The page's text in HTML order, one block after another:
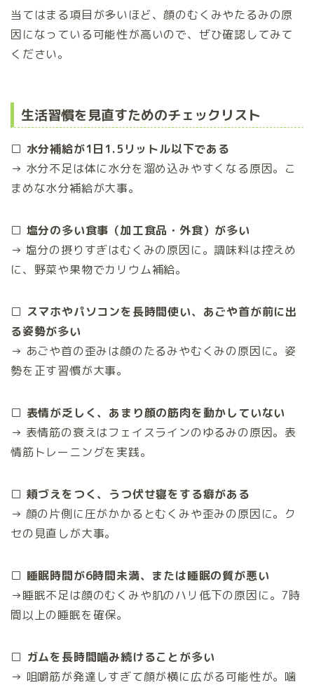
当てはまる項目が多いほど、顔のむくみやたるみの原
因になっている可能性が高いので、ぜひ確認してみて
ください。
生活習慣を見直すためのチェックリスト
□ 水分補給が1日1.5リットル以下である
→ 水分不足は体に水分を溜め込みやすくなる原因。こ
まめな水分補給が大事。
□ 塩分の多い食事（加工食品・外食）が多い
→ 塩分の摂りすぎはむくみの原因に。調味料は控えめ
に、野菜や果物でカリウム補給。
□ スマホやパソコンを長時間使い、あごや首が前に出
る姿勢が多い
→ あごや首の歪みは顔のたるみやむくみの原因に。姿
勢を正す習慣が大事。
□ 表情が乏しく、あまり顔の筋肉を動かしていない
→ 表情筋の衰えはフェイスラインのゆるみの原因。表
情筋トレーニングを実践。
□ 頬づえをつく、うつ伏せ寝をする癖がある
→ 顔の片側に圧がかかるとむくみや歪みの原因に。ク
セの見直しが大事。
□ 睡眠時間が6時間未満、または睡眠の質が悪い
→睡眠不足は顔のむくみや肌のハリ低下の原因に。7時
間以上の睡眠を確保。
□ ガムを長時間噛み続けることが多い
→ 咀嚼筋が発達しすぎて顔が横に広がる可能性が。噛